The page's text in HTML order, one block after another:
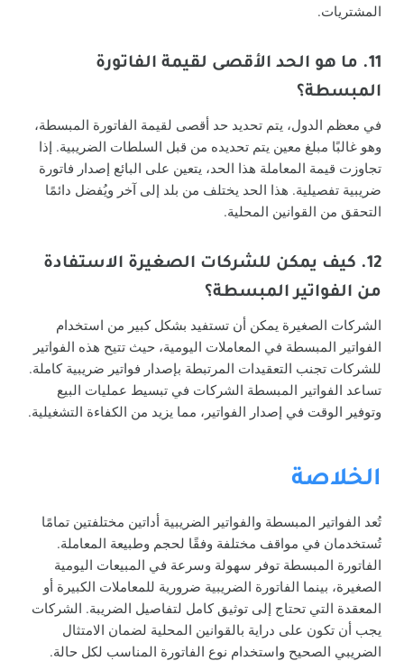
المشتريات.
11. ما هو الحد الأقصى لقيمة الفاتورة
المبسطة؟
في معظم الدول، يتم تحديد حد أقصى لقيمة الفاتورة المبسطة،
وهو غالبًا مبلغ معين يتم تحديده من قبل السلطات الضريبية. إذا
تجاوزت قيمة المعاملة هذا الحد، يتعين على البائع إصدار فاتورة
ضريبية تفصيلية. هذا الحد يختلف من بلد إلى آخر ويُفضل دائمًا
التحقق من القوانين المحلية.
12. كيف يمكن للشركات الصغيرة الاستفادة
من الفواتير المبسطة؟
الشركات الصغيرة يمكن أن تستفيد بشكل كبير من استخدام
الفواتير المبسطة في المعاملات اليومية، حيث تتيح هذه الفواتير
للشركات تجنب التعقيدات المرتبطة بإصدار فواتير ضريبية كاملة.
تساعد الفواتير المبسطة الشركات في تبسيط عمليات البيع
وتوفير الوقت في إصدار الفواتير، مما يزيد من الكفاءة التشغيلية.
الخلاصة
تُعد الفواتير المبسطة والفواتير الضريبية أداتين مختلفتين تمامًا
تُستخدمان في مواقف مختلفة وفقًا لحجم وطبيعة المعاملة.
الفاتورة المبسطة توفر سهولة وسرعة في المبيعات اليومية
الصغيرة، بينما الفاتورة الضريبية ضرورية للمعاملات الكبيرة أو
المعقدة التي تحتاج إلى توثيق كامل لتفاصيل الضريبة. الشركات
يجب أن تكون على دراية بالقوانين المحلية لضمان الامتثال
الضريبي الصحيح واستخدام نوع الفاتورة المناسب لكل حالة.